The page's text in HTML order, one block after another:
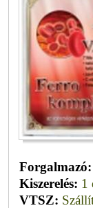
Forgalmazó:
Kiszerelés: 1
VTSZ: